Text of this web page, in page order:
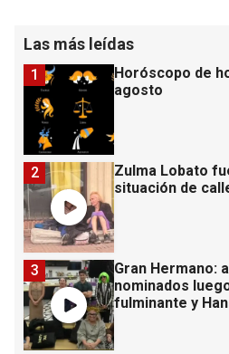
Las más leídas
Horóscopo de
agosto
1
Zulma Lobato
situación de
2
Gran Hermano:
nominados
fulminante y
3